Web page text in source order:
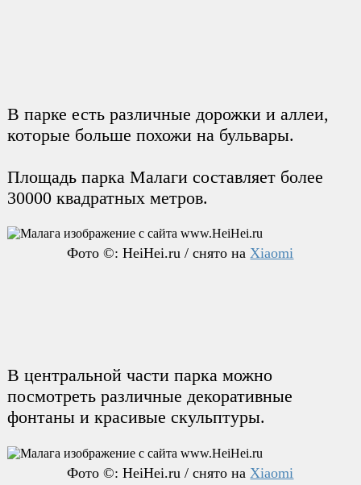
В парке есть различные дорожки и аллеи,
которые больше похожи на бульвары.
Площадь парка Малаги составляет более
30000 квадратных метров.
Фото ©: HeiHei.ru / снято наXiaomi
В центральной части парка можно
посмотреть различные декоративные
фонтаны и красивые скульптуры.
Фото ©: HeiHei.ru / снято на Xiaomi